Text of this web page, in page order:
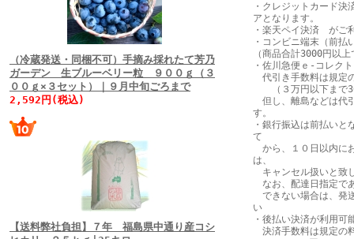
（冷蔵発送・同梱不可）手摘み採れたて芳乃
ガーデン 生ブルーベリー粒 ９００ｇ（３
００ｇ×３セット）｜９月中旬ごろまで
2,592円(税込)
【送料弊社負担】７年 福島県中通り産コシ
・クレジットカード決
アとなります。
・楽天ペイ決済 がご
・コンビニ端末（前払
（商品合計3000円以
・佐川急便ｅ-コレク
代引き手数料は規定
（３万円以下まで
但し、離島などは代
す。
・銀行振込は前払いと
て
から、１０日以内に
は、
キャンセル扱いと致
なお、配達日指定で
できない場合は、発
い
・後払い決済が利用
決済手数料は規定の